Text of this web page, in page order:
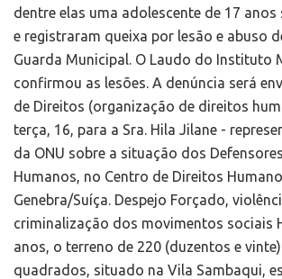
dentre elas uma adolescente de 17
e registraram queixa por lesão e abuso
Guarda Municipal. O Laudo do Instituto
confirmou as lesões. A denúncia será
de Direitos (organização de direitos
terça, 16, para a Sra. Hila Jilane -
da ONU sobre a situação dos
Humanos, no Centro de Direitos
Genebra/Suíça. Despejo Forçado,
criminalização dos movimentos sociais
anos, o terreno de 220 (duzentos e
quadrados, situado na Vila Sambaqui,